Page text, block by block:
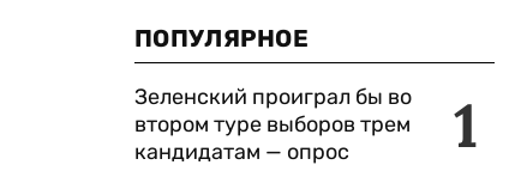
ПОПУЛЯРНОЕ
1
Зеленский проиграл бы во
втором туре выборов трем
кандидатам — опрос